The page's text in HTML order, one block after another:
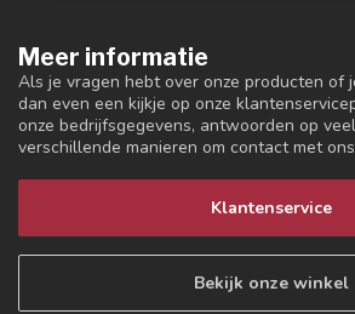
Meer informatie
Als je vragen hebt over onze producten of
dan even een kijkje op onze
onze bedrijfsgegevens, antwoorden op
verschillende manieren om contact met
Klantenservice
Bekijk onze winkel